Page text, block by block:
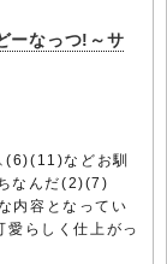
ーなっつ!～サ
(6)(11)などお馴
なんだ(2)(7)
内容となってい
らしく仕上がっ